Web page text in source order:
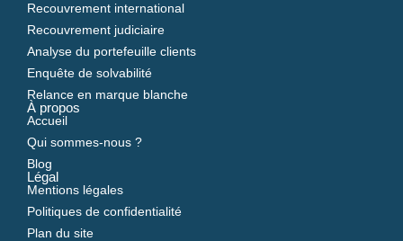
Recouvrement international
Recouvrement judiciaire
Analyse du portefeuille clients
Enquête de solvabilité
Relance en marque blanche
À propos
Accueil
Qui sommes-nous ?
Blog
Légal
Mentions légales
Politiques de confidentialité
Plan du site